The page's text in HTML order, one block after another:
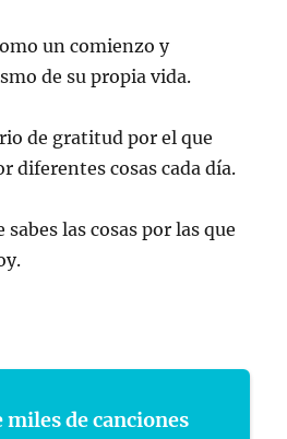
un comienzo y
de su propia vida.
de gratitud por el que
diferentes cosas cada día.
las cosas por las que
de canciones